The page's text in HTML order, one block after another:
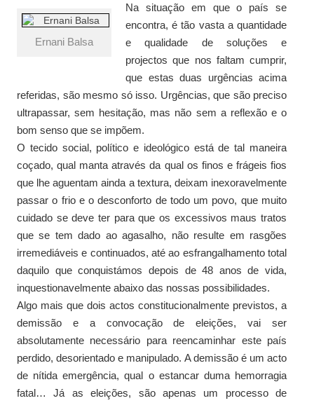
Ernani Balsa
Na situação em que o país se
encontra, é tão vasta a quantidade
e qualidade de soluções e
projectos que nos faltam cumprir,
que estas duas urgências acima
referidas, são mesmo só isso. Urgências, que são preciso
ultrapassar, sem hesitação, mas não sem a reflexão e o
bom senso que se impõem.
O tecido social, político e ideológico está de tal maneira
coçado, qual manta através da qual os finos e frágeis fios
que lhe aguentam ainda a textura, deixam inexoravelmente
passar o frio e o desconforto de todo um povo, que muito
cuidado se deve ter para que os excessivos maus tratos
que se tem dado ao agasalho, não resulte em rasgões
irremediáveis e continuados, até ao esfrangalhamento total
daquilo que conquistámos depois de 48 anos de vida,
inquestionavelmente abaixo das nossas possibilidades.
Algo mais que dois actos constitucionalmente previstos, a
demissão e a convocação de eleições, vai ser
absolutamente necessário para reencaminhar este país
perdido, desorientado e manipulado. A demissão é um acto
de nítida emergência, qual o estancar duma hemorragia
fatal… Já as eleições, são apenas um processo de